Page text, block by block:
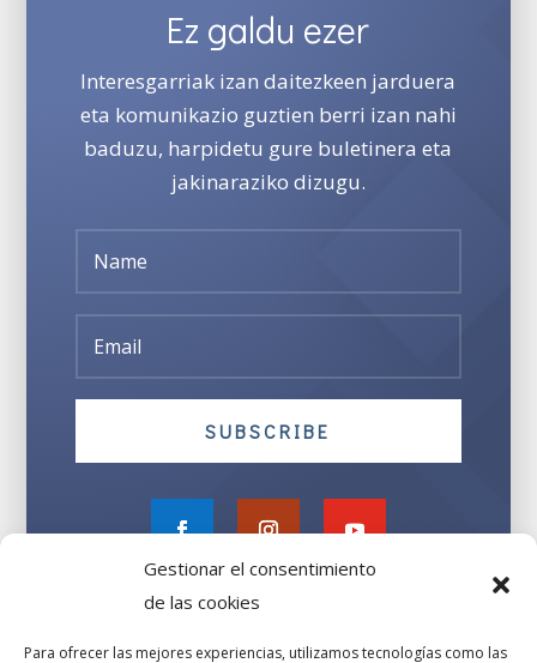
Gestionar el consentimiento
de las cookies
Para ofrecer las mejores experiencias, utilizamos tecnologías como las
Ez galdu ezer
Interesgarriak izan daitezkeen jarduera
eta komunikazio guztien berri izan nahi
baduzu, harpidetu gure buletinera eta
jakinaraziko dizugu.
SUBSCRIBE